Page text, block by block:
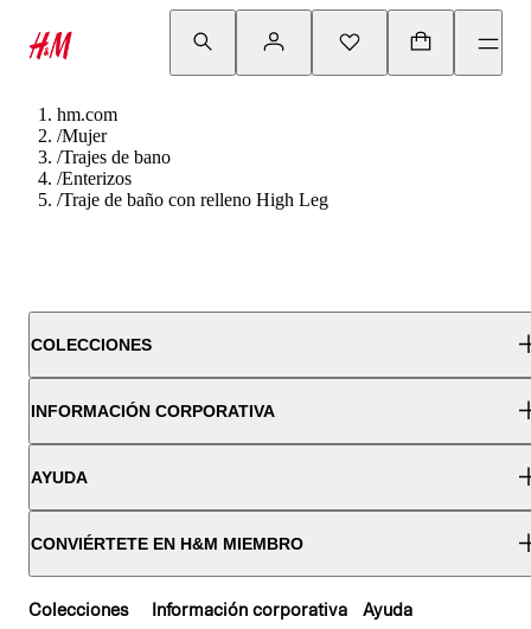
hm.com
/Mujer
/Trajes de bano
/Enterizos
/Traje de baño con relleno High Leg
COLECCIONES
INFORMACIÓN CORPORATIVA
AYUDA
CONVIÉRTETE EN H&M MIEMBRO
Colecciones Información corporativa Ayuda